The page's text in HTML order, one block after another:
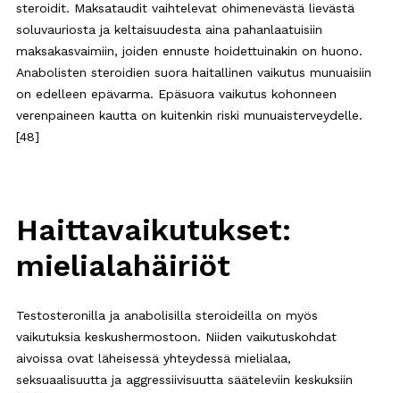
steroidit. Maksataudit vaihtelevat ohimenevästä lievästä
soluvauriosta ja keltaisuudesta aina pahanlaatuisiin
maksakasvaimiin, joiden ennuste hoidettuinakin on huono.
Anabolisten steroidien suora haitallinen vaikutus munuaisiin
on edelleen epävarma. Epäsuora vaikutus kohonneen
verenpaineen kautta on kuitenkin riski munuaisterveydelle.
[48]
Haittavaikutukset:
mielialahäiriöt
Testosteronilla ja anabolisilla steroideilla on myös
vaikutuksia keskushermostoon. Niiden vaikutuskohdat
aivoissa ovat läheisessä yhteydessä mielialaa,
seksuaalisuutta ja aggressiivisuutta sääteleviin keskuksiin